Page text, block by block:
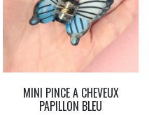
MINI PINCE A CHEVEUX
PAPILLON BLEU